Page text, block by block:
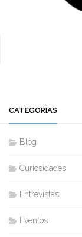
CATEGORIAS
Blog
Curiosidades
Entrevistas
Eventos